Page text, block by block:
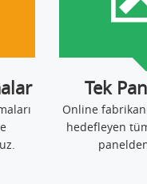
Tek
Online
hedefleyen